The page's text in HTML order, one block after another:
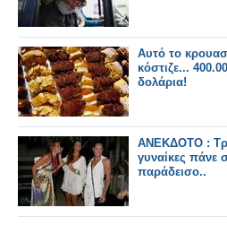
Αυτό το
κόστιζε...
δολάρια!
ΑΝΕΚΔΟΤΟ :
γυναίκες πάνε
παράδεισο..